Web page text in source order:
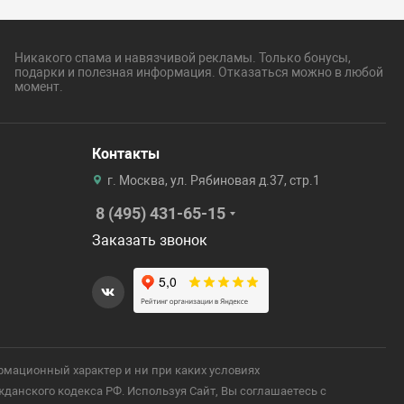
Никакого спама и навязчивой рекламы. Только бонусы,
подарки и полезная информация. Отказаться можно в любой
момент.
Контакты
г. Москва, ул. Рябиновая д.37, стр.1
8 (495) 431-65-15
Заказать звонок
характер и ни при каких условиях
кодекса РФ. Используя Сайт, Вы соглашаетесь с